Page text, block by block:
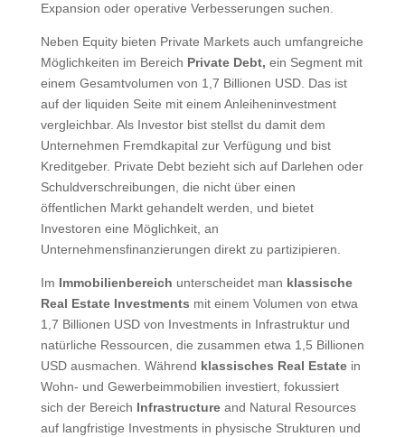
Expansion oder operative Verbesserungen suchen.
Neben Equity bieten Private Markets auch umfangreiche
Möglichkeiten im Bereich Private Debt, ein Segment mit
einem Gesamtvolumen von 1,7 Billionen USD. Das ist
auf der liquiden Seite mit einem Anleiheninvestment
vergleichbar. Als Investor bist stellst du damit dem
Unternehmen Fremdkapital zur Verfügung und bist
Kreditgeber. Private Debt bezieht sich auf Darlehen oder
Schuldverschreibungen, die nicht über einen
öffentlichen Markt gehandelt werden, und bietet
Investoren eine Möglichkeit, an
Unternehmensfinanzierungen direkt zu partizipieren.
Im Immobilienbereich unterscheidet man klassische
Real Estate Investments mit einem Volumen von etwa
1,7 Billionen USD von Investments in Infrastruktur und
natürliche Ressourcen, die zusammen etwa 1,5 Billionen
USD ausmachen. Während klassisches Real Estatein
Wohn- und Gewerbeimmobilien investiert, fokussiert
sich der Bereich Infrastructureand Natural Resources
auf langfristige Investments in physische Strukturen und